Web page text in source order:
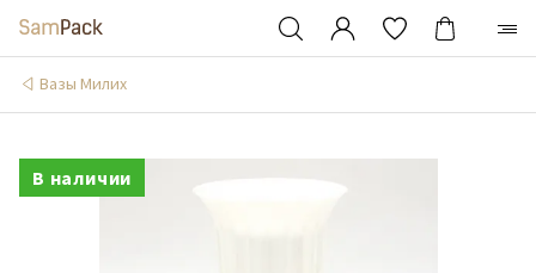
Вазы Милих
В наличии